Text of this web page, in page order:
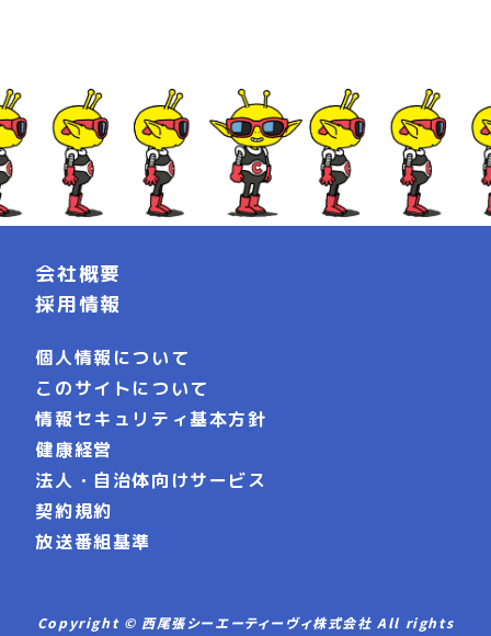
会社概要
採用情報
個人情報について
このサイトについて
情報セキュリティ基本方針
健康経営
法人・自治体向けサービス
契約規約
放送番組基準
Copyright © 西尾張シーエーティーヴィ株式会社 All rights